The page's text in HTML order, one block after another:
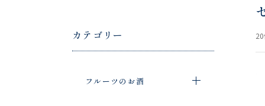
カテゴリー
フルーツのお酒
20